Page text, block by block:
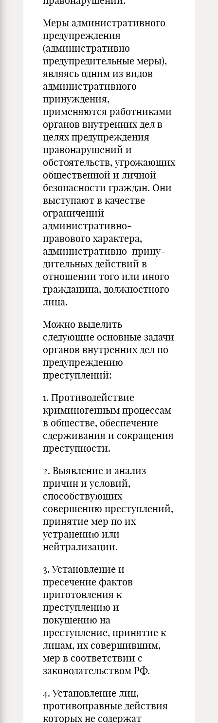
Меры административного
предуп­реждения
(административно-
предупредительные меры),
являясь одним из видов
административного
принуждения,
применяются работниками
органов внутренних дел в
целях предупреждения
правонаруше­ний и
обстоятельств, угрожающих
общественной и личной
без­опасности граждан. Они
выступают в качестве
ограничений
административно-
правового характера,
административно-прину­
дительных действий в
отношении того или иного
гражданина, должностного
лица.
Можно выделить
следующие основные задачи
органов внутренних дел по
предупреждению
преступлений:
1. Противодействие
криминогенным процессам
в обществе, обеспечение
сдерживания и сокращения
преступности.
2. Выявление и анализ
причин и условий,
способствующих
совершению преступлений,
принятие мер по их
устранению или
нейтрализации.
3. Установление и
пресечение фактов
приготовления к
преступлению и
покушению на
преступление, принятие к
лицам, их совершившим,
мер в соответствии с
законодательством РФ.
4. Установление лиц,
противоправные действия
которых не содержат